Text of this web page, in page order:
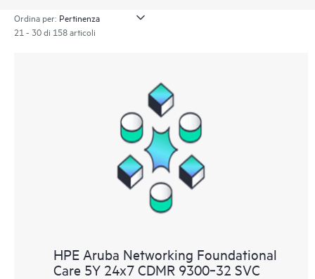
Ordina per:
21 - 30 di 158 articoli
HPE Aruba Networking Foundational
Care 5Y 24x7 CDMR 9300‑32 SVC